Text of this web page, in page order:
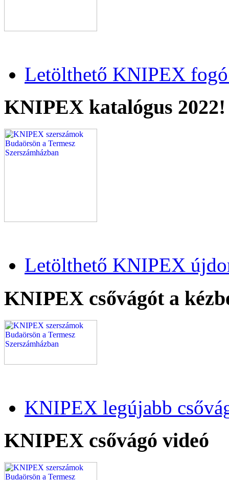
Letölthető KNIPEX fogó
KNIPEX katalógus 2022!
Letölthető KNIPEX
KNIPEX csővágót a
KNIPEX legújabb
KNIPEX csővágó videó